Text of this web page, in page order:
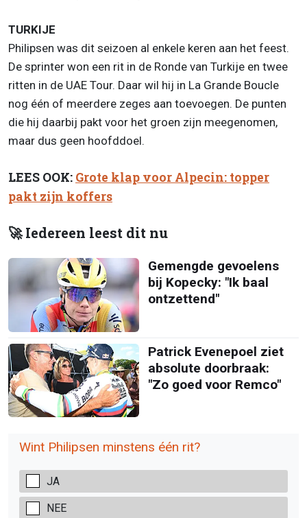
TURKIJE
Philipsen was dit seizoen al enkele keren aan het feest.
De sprinter won een rit in de Ronde van Turkije en twee
ritten in de UAE Tour. Daar wil hij in La Grande Boucle
nog één of meerdere zeges aan toevoegen. De punten
die hij daarbij pakt voor het groen zijn meegenomen,
maar dus geen hoofddoel.
LEES OOK: Grote klap voor Alpecin: topper
pakt zijn koffers
🚀 Iedereen leest dit nu
Gemengde gevoelens
bij Kopecky: "Ik baal
ontzettend"
Patrick Evenepoel ziet
absolute doorbraak:
"Zo goed voor Remco"
Wint Philipsen minstens één rit?
JA
NEE